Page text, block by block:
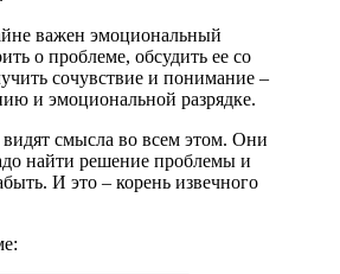
важен эмоциональный
о проблеме, обсудить ее со
сочувствие и понимание –
и эмоциональной разрядке.
смысла во всем этом. Они
найти решение проблемы и
И это – корень извечного